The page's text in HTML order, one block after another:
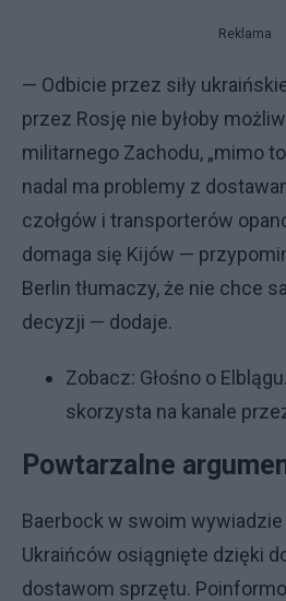
Reklama
— Odbicie przez siły
przez Rosję nie byłoby
militarnego Zachodu, „mimo
nadal ma problemy z
czołgów i transporterów
domaga się Kijów —
Berlin tłumaczy, że nie chce
decyzji — dodaje.
Zobacz: Głośno o
skorzysta na kanale
Powtarzalne
Baerbock w swoim wywiadzie
Ukraińców osiągnięte dzięki
dostawom sprzętu.